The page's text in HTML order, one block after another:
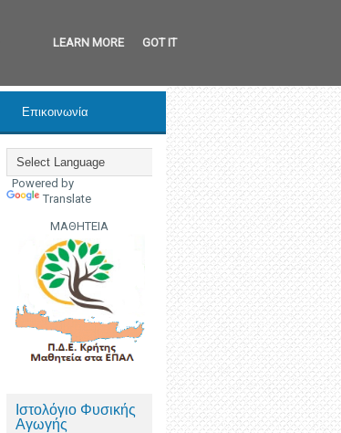
Επικοινωνία
Powered by
Translate
ΜΑΘΗΤΕΙΑ
Ιστολόγιο Φυσικής
Αγωγής
LEARN MORE GOT IT